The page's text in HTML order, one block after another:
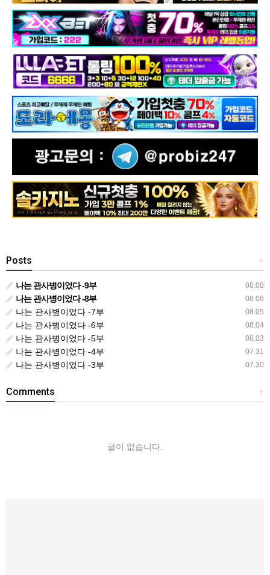
+
Posts
08.08
나는 관사병이었다 -9부
08.06
나는 관사병이었다 -8부
08.05
나는 관사병이었다 -7부
08.04
나는 관사병이었다 -6부
08.03
나는 관사병이었다 -5부
07.31
나는 관사병이었다 -4부
07.30
나는 관사병이었다 -3부
+
Comments
글이 없습니다.